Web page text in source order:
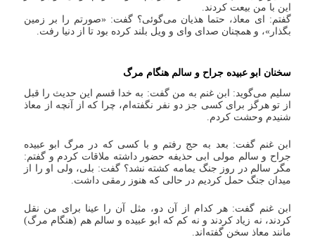
این با من بیعت کردند.
گفتم: اى معاذ، حتما هذیان مى‏‌گوئى؟ گفت: «صورتم را بر زمین
بگذار»، و همچنان صداى واى و ویل بلند کرده بود تا از دنیا رفت.
سخنان ابو عبیده جراح و سالم هنگام مرگ‏
سلیم مى‏‌گوید: ابن غنم به من گفت: به خدا قسم این حدیث را قبل
از تو هرگز براى کسى جز دو نفر نگفته‏‌ام، چرا که از آنچه از معاذ
شنیدم وحشت کردم‏.
ابن غنم گفت: بعد به حج رفتم و با کسى که در مرگ ابو عبیده
جراح و سالم مولى ابى حذیفه‏ حضور داشته ملاقات کردم و گفتم:
مگر سالم در روز جنگ یمامه کشته نشد؟ گفت: بلى، ولى او را از
میدان جنگ حمل کردیم در حالى که هنوز رمقى داشت.
ابن غنم گفت: هر کدام از آن دو، مثل آن را عینا براى من نقل
کردند، نه زیاد کردند و نه کم که ابو عبیده و سالم هم (هنگام مرگ)
مانند معاذ سخن گفته‏‌اند.